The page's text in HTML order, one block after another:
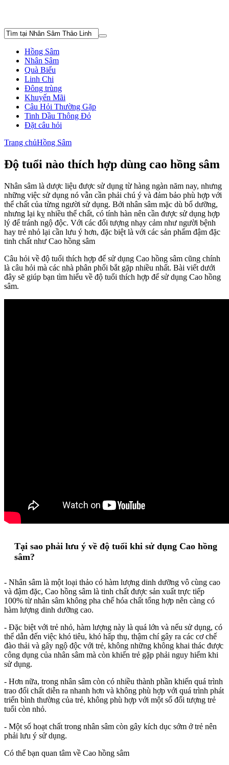
Hồng Sâm
Nhân Sâm
Quà Biếu
Linh Chi
Đông trùng
Khuyến Mãi
Câu Hỏi Thường Gặp
Tinh Dầu Thông Đỏ
Đặt câu hỏi
Trang chủHồng Sâm
Độ tuổi nào thích hợp dùng cao hồng sâm
Nhân sâm là dược liệu được sử dụng từ hàng ngàn năm nay, nhưng
những việc sử dụng nó vẫn cần phải chú ý và đảm bảo phù hợp với
thể chất của từng người sử dụng. Bởi nhân sâm mặc dù bổ dưỡng,
nhưng lại kỵ nhiều thể chất, có tính hàn nên cần được sử dụng hợp
lý để tránh ngộ độc. Với các đối tượng nhạy cảm như người bệnh
hay trẻ nhỏ lại cần lưu ý hơn, đặc biệt là với các sản phẩm đậm đặc
tinh chất như Cao hồng sâm
Câu hỏi về độ tuổi thích hợp để sử dụng Cao hồng sâm cũng chính
là câu hỏi mà các nhà phân phối bắt gặp nhiều nhất. Bài viết dưới
đây sẽ giúp bạn tìm hiểu về độ tuổi thích hợp để sử dụng Cao hồng
sâm.
Tại sao phải lưu ý về độ tuổi khi sử dụng Cao hồng
sâm?
- Nhân sâm là một loại thảo có hàm lượng dinh dưỡng vô cùng cao
và đậm đặc, Cao hồng sâm là tinh chất được sản xuất trực tiếp
100% từ nhân sâm không pha chế hóa chất tổng hợp nên càng có
hàm lượng dinh dưỡng cao.
- Đặc biệt với trẻ nhỏ, hàm lượng này là quá lớn và nếu sử dụng, có
thể dẫn đến việc khó tiêu, khó hấp thụ, thậm chí gây ra các cơ chế
đào thải và gây ngộ độc với trẻ, không những không khai thác được
công dụng của nhân sâm mà còn khiến trẻ gặp phải nguy hiểm khi
sử dụng.
- Hơn nữa, trong nhân sâm còn có nhiều thành phần khiến quá trình
trao đổi chất diễn ra nhanh hơn và không phù hợp với quá trình phát
triển bình thường của trẻ, không phù hợp với một số đối tượng trẻ
tuổi còn nhỏ.
- Một số hoạt chất trong nhân sâm còn gây kích dục sớm ở trẻ nên
phải lưu ý sử dụng.
Có thể bạn quan tâm về Cao hồng sâm